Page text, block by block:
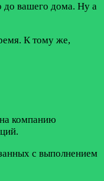
до вашего дома. Ну а
К тому же,
компанию
с выполнением